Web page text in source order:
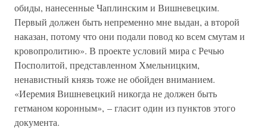
обиды, нанесенные Чаплинским и Вишневецким.
Первый должен быть непременно мне выдан, а второй
наказан, потому что они подали повод ко всем смутам и
кровопролитию». В проекте условий мира с Речью
Посполитой, представленном Хмельницким,
ненавистный князь тоже не обойден вниманием.
«Иеремия Вишневецкий никогда не должен быть
гетманом коронным», – гласит один из пунктов этого
документа.